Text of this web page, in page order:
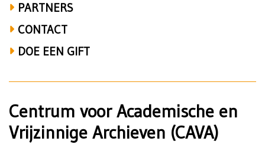
PARTNERS
CONTACT
DOE EEN GIFT
Centrum voor Academische en
Vrijzinnige Archieven (CAVA)